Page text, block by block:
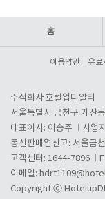
홈
이용약관 유료
주식회사 호텔업디알티
서울특별시 금천구 가산
대표이사: 이송주
사업
통신판매업신고: 서울금
고객센터: 1644-7896
이메일:
Copyright ⓒ